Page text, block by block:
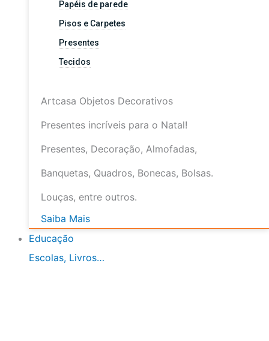
Papéis de parede
Pisos e Carpetes
Presentes
Tecidos
Artcasa Objetos Decorativos
Presentes incríveis para o Natal!
Presentes, Decoração, Almofadas,
Banquetas, Quadros, Bonecas, Bolsas.
Louças, entre outros.
Saiba Mais
Educação
Escolas, Livros…